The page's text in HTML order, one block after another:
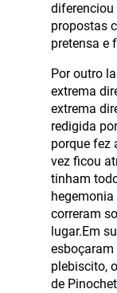
diferenciou
propostas
pretensa e
Por outro
extrema
extrema
redigida
porque fez
vez ficou
tinham
correram
lugar.Em
esboçaram
plebiscito,
de